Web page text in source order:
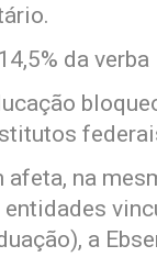
da verba
na
a